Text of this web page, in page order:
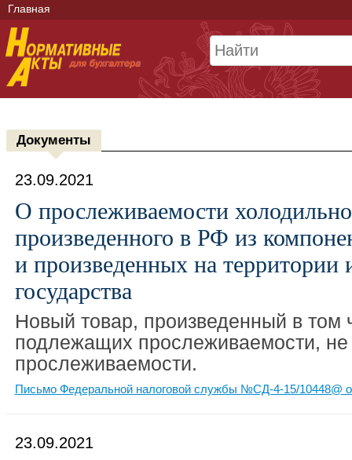
Главная
Документы
23.09.2021
О прослеживаемости
произведенного в РФ из
и произведенных на территории
государства
Новый товар, произведенный в том
подлежащих прослеживаемости,
прослеживаемости.
Письмо Федеральной налоговой службы №СД-4-15/10448@
23.09.2021